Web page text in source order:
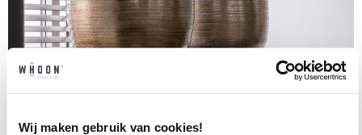
Wij maken gebruik van cookies!